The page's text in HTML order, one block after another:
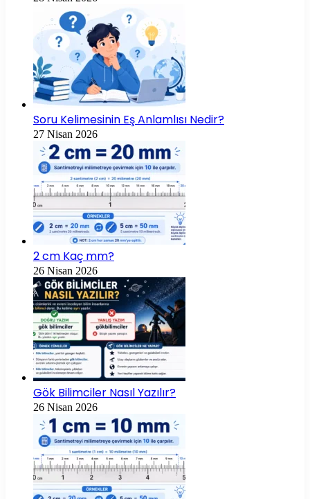
Soru Kelimesinin Eş Anlamlısı Nedir?
27 Nisan 2026
2 cm Kaç mm?
26 Nisan 2026
Gök Bilimciler Nasıl Yazılır?
26 Nisan 2026